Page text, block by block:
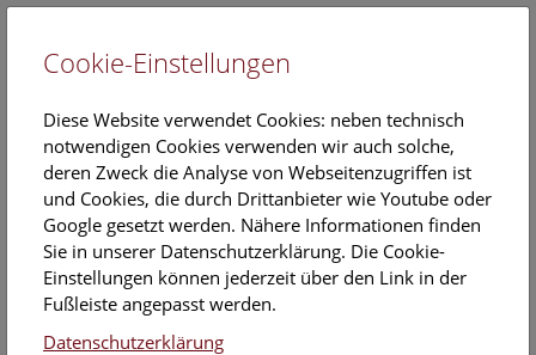
EN
Veranstaltungskalender
Informationen zu Gruppen,- Kindergarten- und
Schulprogrammen finden Siehier
Cookie-Einstellungen
Diese Website verwendet Cookies: neben technisch
notwendigen Cookies verwenden wir auch solche,
deren Zweck die Analyse von Webseitenzugriffen ist
und Cookies, die durch Drittanbieter wie Youtube oder
Google gesetzt werden. Nähere Informationen finden
Sie in unserer Datenschutzerklärung. Die Cookie-
Einstellungen können jederzeit über den Link in der
Fußleiste angepasst werden.
Datenschutzerklärung